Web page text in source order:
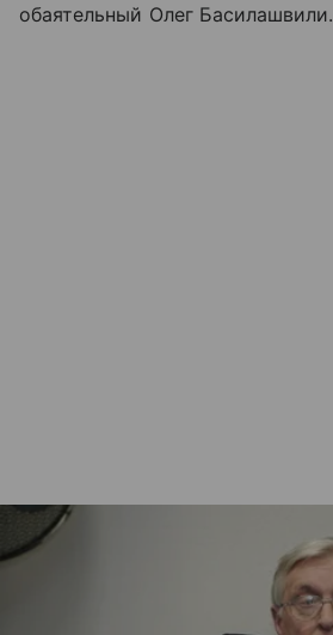
обаятельный Олег Басилашвили.